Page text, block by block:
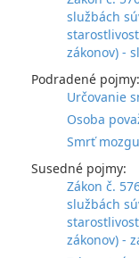
službách
zákonov) -
Podradené pojmy:
Určovanie
Osoba
Smrť mozgu
Susedné pojmy:
Zákon č.
službách
zákonov) -